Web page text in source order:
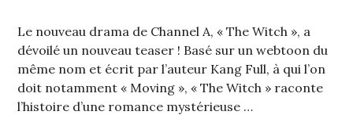
Le nouveau drama de Channel A, « The Witch », a
dévoilé un nouveau teaser ! Basé sur un webtoon du
même nom et écrit par l’auteur Kang Full, à qui l’on
doit notamment « Moving », « The Witch » raconte
l’histoire d’une romance mystérieuse …